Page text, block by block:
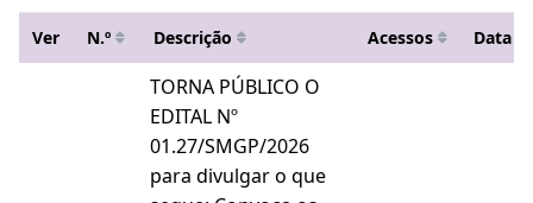
Ver N.º Descrição Acessos Data
TORNA PÚBLICO O
EDITAL Nº
01.27/SMGP/2026
para divulgar o que